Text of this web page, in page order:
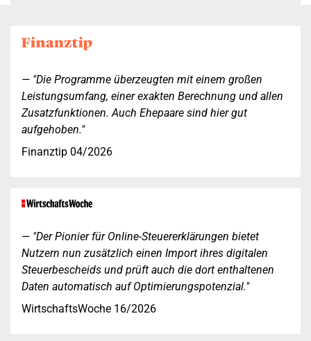
"Die Programme überzeugten mit einem großen
Leistungsumfang, einer exakten Berechnung und allen
Zusatzfunktionen. Auch Ehepaare sind hier gut
aufgehoben."
Finanztip 04/2026
"Der Pionier für Online-Steuererklärungen bietet
Nutzern nun zusätzlich einen Import ihres digitalen
Steuerbescheids und prüft auch die dort enthaltenen
Daten automatisch auf Optimierungspotenzial."
WirtschaftsWoche 16/2026